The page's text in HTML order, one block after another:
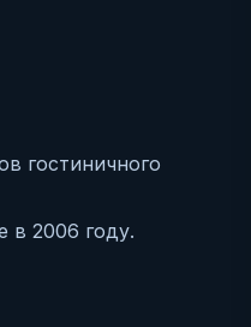
гостиничного
в 2006 году.